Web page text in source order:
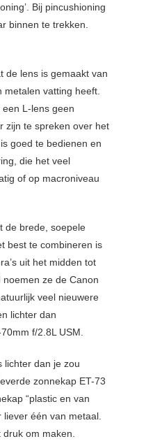
Bij pincushioning
binnen te trekken.
de lens is gemaakt van
vatting heeft.
L-lens geen
zijn te spreken over het
goed te bedienen en
die het veel
of op macroniveau
de brede, soepele
best te combineren is
uit het midden tot
noemen ze de Canon
veel nieuwere
lichter dan
f/2.8L USM.
lichter dan je zou
zonnekap ET-73
“plastic en van
één van metaal.
om maken.